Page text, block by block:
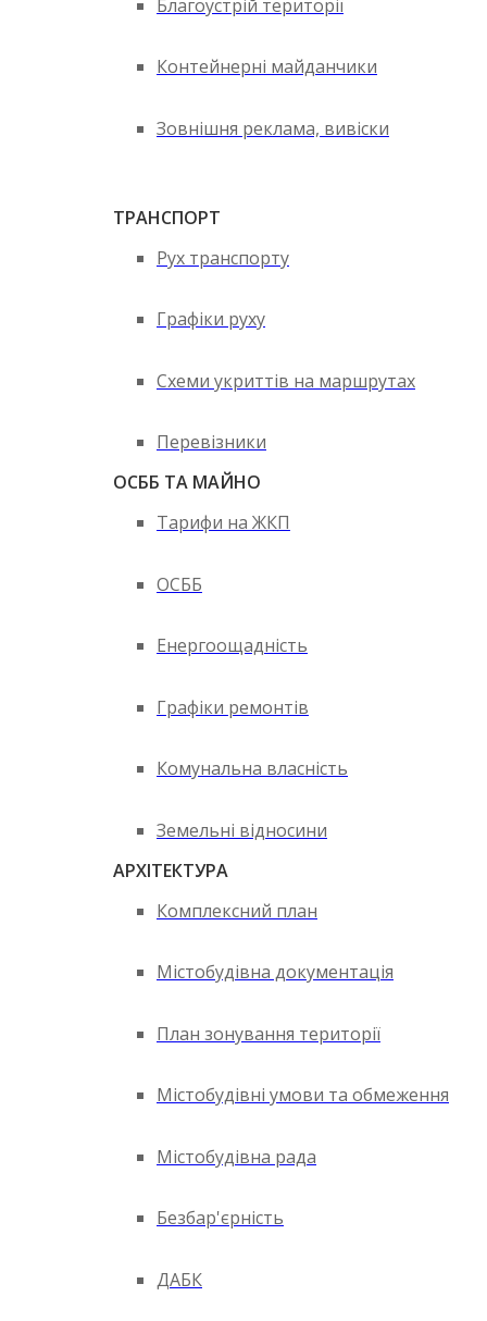
Благоустрій території
Контейнерні майданчики
Зовнішня реклама, вивіски
ТРАНСПОРТ
Рух транспорту
Графіки руху
Схеми укриттів на маршрутах
Перевізники
ОСББ ТА МАЙНО
Тарифи на ЖКП
ОСББ
Енергоощадність
Графіки ремонтів
Комунальна власність
Земельні відносини
АРХІТЕКТУРА
Комплексний план
Містобудівна документація
План зонування території
Містобудівні умови та обмеження
Містобудівна рада
Безбар'єрність
ДАБК